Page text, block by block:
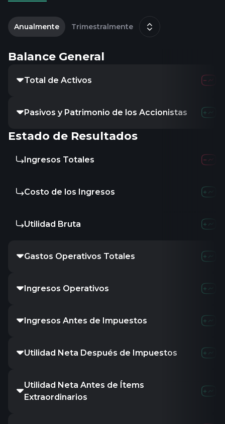
Anualmente Trimestralmente
Balance General
Total de Activos
Pasivos y Patrimonio de los Accionistas
Estado de Resultados
Ingresos Totales
Costo de los Ingresos
Utilidad Bruta
Gastos Operativos Totales
Ingresos Operativos
Ingresos Antes de Impuestos
Utilidad Neta Después de Impuestos
Utilidad Neta Antes de Ítems
Extraordinarios